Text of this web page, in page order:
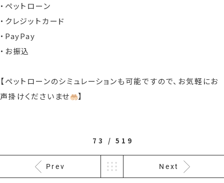
・ペットローン
・クレジットカード
・PayPay
・お振込
【ペットローンのシミュレーションも可能ですので、お気軽にお
声掛けくださいませ
】
73 / 519
Prev Next